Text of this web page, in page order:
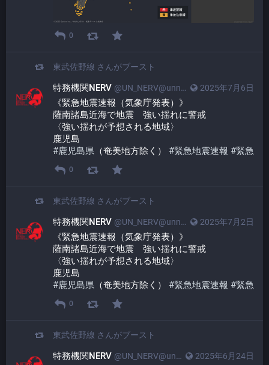
0
東武佐野線 さんがブースト
2025年7月6日
特務機関NERV @UN_NERV@unnerv.jp
《緊急地震速報（気象庁発表）》
薩南諸島近海で地震　強い揺れに警戒
〈強い揺れが予想される地域〉
鹿児島
#鹿児島県 （奄美地方除く） #緊急地震速報 #緊急
0
東武佐野線 さんがブースト
2025年7月2日
特務機関NERV @UN_NERV@unnerv.jp
《緊急地震速報（気象庁発表）》
薩南諸島近海で地震　強い揺れに警戒
〈強い揺れが予想される地域〉
鹿児島
#鹿児島県 （奄美地方除く） #緊急地震速報 #緊急
0
東武佐野線 さんがブースト
2025年6月24日
特務機関NERV @UN_NERV@unnerv.jp